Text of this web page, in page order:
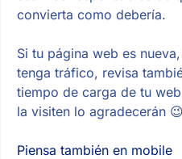
convierta como debería.
Si tu página web es
tenga tráfico, revisa
tiempo de carga de tu
la visiten lo agradecerán 😉
Piensa también en mobile